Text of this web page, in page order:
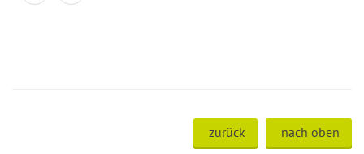
zurück nach oben